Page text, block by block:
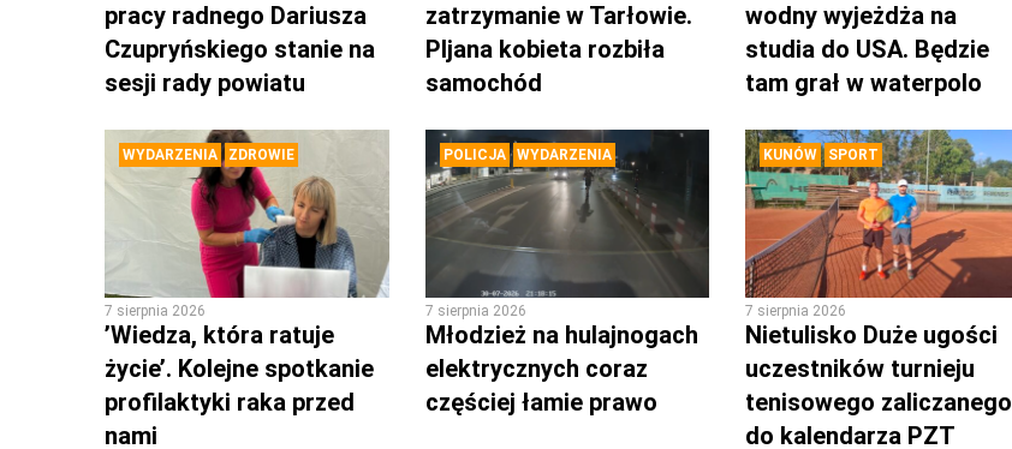
pracy radnego Dariusza
Czupryńskiego stanie na
sesji rady powiatu
zatrzymanie w Tarłowie.
PIjana kobieta rozbiła
samochód
wodny wyjeżdża na
studia do USA. Będzie
tam grał w waterpolo
WYDARZENIA ZDROWIE
7 sierpnia 2026
’Wiedza, która ratuje
życie’. Kolejne spotkanie
profilaktyki raka przed
nami
POLICJA WYDARZENIA
7 sierpnia 2026
Młodzież na hulajnogach
elektrycznych coraz
częściej łamie prawo
KUNÓW SPORT
7 sierpnia 2026
Nietulisko Duże ugości
uczestników turnieju
tenisowego zaliczanego
do kalendarza PZT